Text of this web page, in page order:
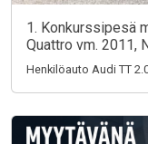
1. Konkurssipesä
Quattro vm. 2011,
Henkilöauto Audi TT